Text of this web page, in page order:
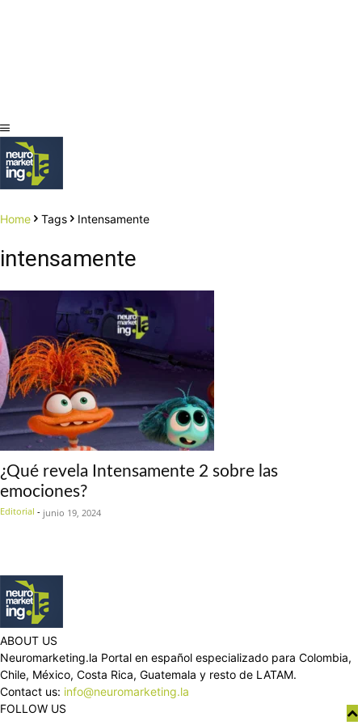
Home Tags Intensamente
intensamente
¿Qué revela Intensamente 2 sobre las
emociones?
Editorial - junio 19, 2024
ABOUT US
Neuromarketing.la Portal en español especializado para Colombia,
Chile, México, Costa Rica, Guatemala y resto de LATAM.
Contact us: info@neuromarketing.la
FOLLOW US